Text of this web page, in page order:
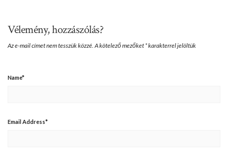
Vélemény, hozzászólás?
Az e-mail címet nem tesszük közzé. A kötelező mezőket *karakterrel jelöltük
Name*
Email Address*